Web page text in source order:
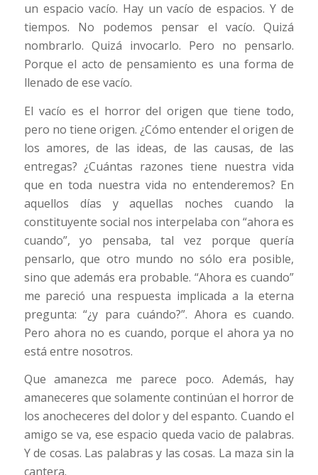
un espacio vacío. Hay un vacío de espacios. Y de
tiempos. No podemos pensar el vacío. Quizá
nombrarlo. Quizá invocarlo. Pero no pensarlo.
Porque el acto de pensamiento es una forma de
llenado de ese vacío.
El vacío es el horror del origen que tiene todo,
pero no tiene origen. ¿Cómo entender el origen de
los amores, de las ideas, de las causas, de las
entregas? ¿Cuántas razones tiene nuestra vida
que en toda nuestra vida no entenderemos? En
aquellos días y aquellas noches cuando la
constituyente social nos interpelaba con “ahora es
cuando”, yo pensaba, tal vez porque quería
pensarlo, que otro mundo no sólo era posible,
sino que además era probable. “Ahora es cuando”
me pareció una respuesta implicada a la eterna
pregunta: “¿y para cuándo?”. Ahora es cuando.
Pero ahora no es cuando, porque el ahora ya no
está entre nosotros.
Que amanezca me parece poco. Además, hay
amaneceres que solamente continúan el horror de
los anocheceres del dolor y del espanto. Cuando el
amigo se va, ese espacio queda vacio de palabras.
Y de cosas. Las palabras y las cosas. La maza sin la
cantera.